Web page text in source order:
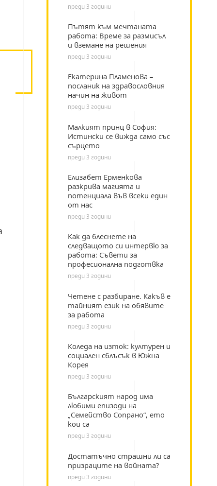
преди 3 години
Пътят към мечтаната
работа: Време за размисъл
и вземане на решения
преди 3 години
Екатерина Пламенова –
посланик на здравословния
начин на живот
преди 3 години
Малкият принц в София:
Истински се вижда само със
сърцето
преди 3 години
Елизабет Ерменкова
разкрива магията и
потенциала във всеки един
от нас
преди 3 години
Как да блеснете на
следващото си интервю за
работа: Съвети за
професионална подготвка
преди 3 години
Четене с разбиране. Какъв е
тайният език на обявите
за работа
преди 3 години
Коледа на изток: културен и
социален сблъсък в Южна
Корея
преди 3 години
Българският народ има
любими епизоди на
„Семейство Сопрано“, ето
кои са
преди 3 години
Достатъчно страшни ли са
призраците на войната?
преди 3 години